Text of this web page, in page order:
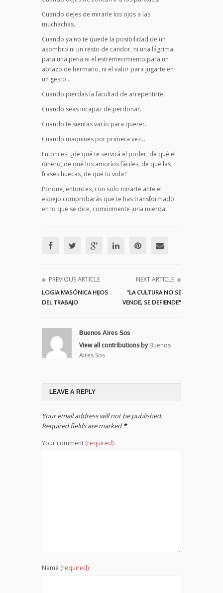
Cuando dejes de mirarle los ojos a las
muchachas.
Cuando ya no te quede la posibilidad de un
asombro ni un resto de candor, ni una lágrima
para una pena ni el estremecimiento para un
abrazo de hermano, ni el valor para jugarte en
un gesto…
Cuando pierdas la facultad de arrepentirte.
Cuando seas incapaz de perdonar.
Cuando te sientas vacío para querer.
Cuando maquines por primera vez…
Entonces, ¿de qué te servirá el poder, de qué el
dinero, de qué los amoríos fáciles, de qué las
frases huecas, de qué tu vida?
Porque, entonces, con solo mirarte ante el
espejo comprobarás que te has transformado
en lo que se dice, comúnmente ¡una mierda!
PREVIOUS ARTICLE
LOGIA MASÓNICA HIJOS
DEL TRABAJO
NEXT ARTICLE
"LA CULTURA NO SE
VENDE, SE DEFIENDE"
Buenos Aires Sos
View all contributions by Buenos
Aires Sos
LEAVE A REPLY
Your email address will not be published.
Required fields are marked*
Your comment (required):
Name (required):